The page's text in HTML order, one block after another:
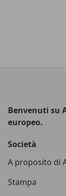
Benvenuti su
europeo.
Società
A proposito di
Stampa